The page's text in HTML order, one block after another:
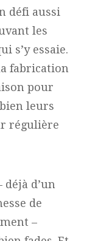
défi aussi
les
s’y essaie.
fabrication
pour
leurs
régulière
d’un
de
–